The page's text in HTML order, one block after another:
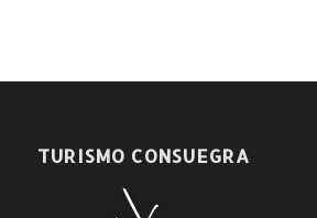
TURISMO CONSUEGRA